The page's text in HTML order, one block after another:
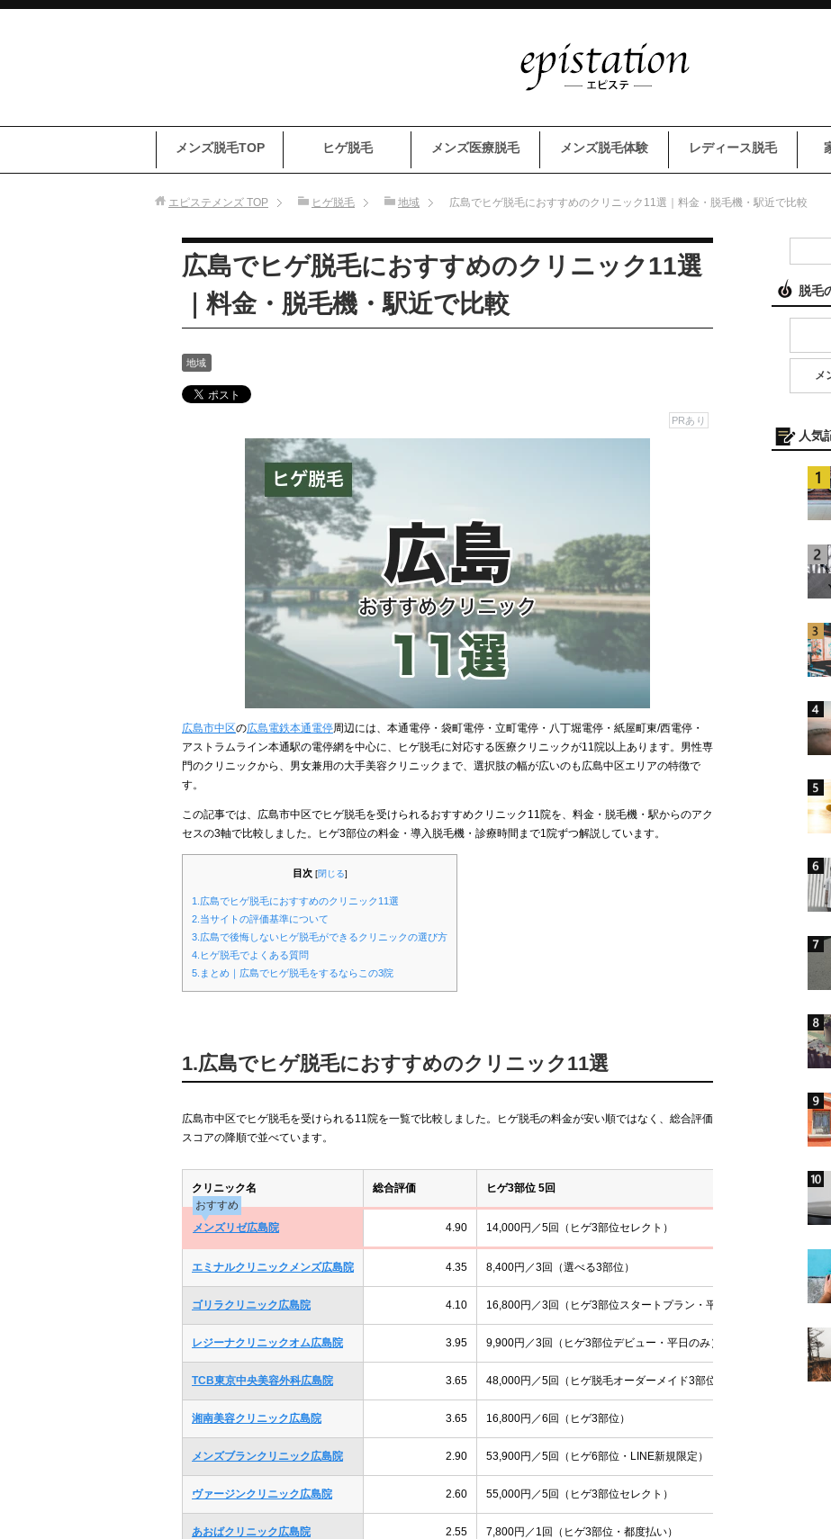
メンズ脱毛TOP ヒゲ脱毛 メンズ医療脱毛 メンズ脱毛体験 レディース脱毛
エピステメンズ TOP ヒゲ脱毛 地域 広島でヒゲ脱毛におすすめのクリニック11選｜料金・脱毛機・駅近で比較
広島でヒゲ脱毛におすすめのクリニック11選
｜料金・脱毛機・駅近で比較
地域
PRあり
広島市中区の広島電鉄本通電停周辺には、本通電停・袋町電停・立町電停・八丁堀電停・紙屋町東/西電停・
アストラムライン本通駅の電停網を中心に、ヒゲ脱毛に対応する医療クリニックが11院以上あります。男性専
門のクリニックから、男女兼用の大手美容クリニックまで、選択肢の幅が広いのも広島中区エリアの特徴で
す。
この記事では、広島市中区でヒゲ脱毛を受けられるおすすめクリニック11院を、料金・脱毛機・駅からのアク
セスの3軸で比較しました。ヒゲ3部位の料金・導入脱毛機・診療時間まで1院ずつ解説しています。
目次 [閉じる]
1.広島でヒゲ脱毛におすすめのクリニック11選
2.当サイトの評価基準について
3.広島で後悔しないヒゲ脱毛ができるクリニックの選び方
4.ヒゲ脱毛でよくある質問
5.まとめ｜広島でヒゲ脱毛をするならこの3院
1.広島でヒゲ脱毛におすすめのクリニック11選
広島市中区でヒゲ脱毛を受けられる11院を一覧で比較しました。ヒゲ脱毛の料金が安い順ではなく、総合評価
スコアの降順で並べています。
クリニック名 総合評価 ヒゲ3部位 5回
おすすめ
メンズリゼ広島院
4.90 14,000円／5回（ヒゲ3部位セレクト）
エミナルクリニックメンズ広島院 4.35 8,400円／3回（選べる3部位）
ゴリラクリニック広島院 4.10 16,800円／3回（ヒゲ3部位スタートプラン・平日11:00-20:00のみ）
レジーナクリニックオム広島院 3.95 9,900円／3回（ヒゲ3部位デビュー・平日のみ）
TCB東京中央美容外科広島院 3.65 48,000円／5回（ヒゲ脱毛オーダーメイド3部位）
湘南美容クリニック広島院 3.65 16,800円／6回（ヒゲ3部位）
メンズブランクリニック広島院 2.90 53,900円／5回（ヒゲ6部位・LINE新規限定）
ヴァージンクリニック広島院 2.60 55,000円／5回（ヒゲ3部位セレクト）
あおばクリニック広島院 2.55 7,800円／1回（ヒゲ3部位・都度払い）
脱毛
メ
人気